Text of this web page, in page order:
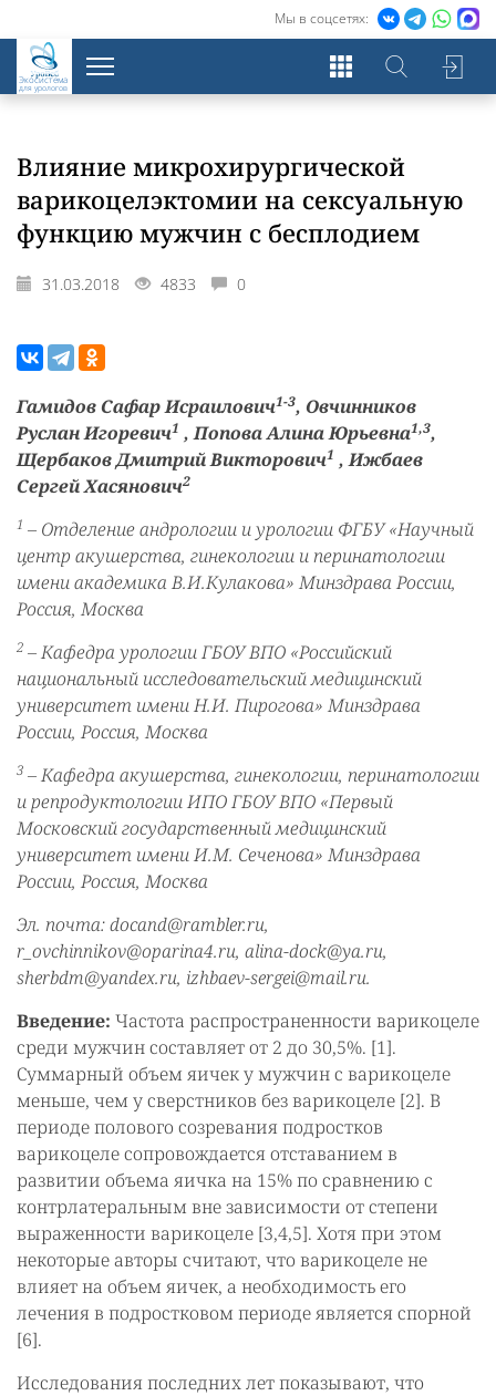
Мы в соцсетях:
Экосистема
для урологов
Влияние микрохирургической
варикоцелэктомии на сексуальную
функцию мужчин с бесплодием
31.03.2018 4833 0
Гамидов Сафар Исраилович1-3, Овчинников
Руслан Игоревич1 , Попова Алина Юрьевна1,3,
Щербаков Дмитрий Викторович1 , Ижбаев
Сергей Хасянович2
1 – Отделение андрологии и урологии ФГБУ «Научный
центр акушерства, гинекологии и перинатологии
имени академика В.И.Кулакова» Минздрава России,
Россия, Москва
2 – Кафедра урологии ГБОУ ВПО «Российский
национальный исследовательский медицинский
университет имени Н.И. Пирогова» Минздрава
России, Россия, Москва
3 – Кафедра акушерства, гинекологии, перинатологии
и репродуктологии ИПО ГБОУ ВПО «Первый
Московский государственный медицинский
университет имени И.М. Сеченова» Минздрава
России, Россия, Москва
Эл. почта: docand@rambler.ru,
r_ovchinnikov@oparina4.ru, alina-dock@ya.ru,
sherbdm@yandex.ru, izhbaev-sergei@mail.ru.
Введение: Частота распространенности варикоцеле
среди мужчин составляет от 2 до 30,5%. [1].
Суммарный объем яичек у мужчин с варикоцеле
меньше, чем у сверстников без варикоцеле [2]. В
периоде полового созревания подростков
варикоцеле сопровождается отставанием в
развитии объема яичка на 15% по сравнению с
контрлатеральным вне зависимости от степени
выраженности варикоцеле [3,4,5]. Хотя при этом
некоторые авторы считают, что варикоцеле не
влияет на объем яичек, а необходимость его
лечения в подростковом периоде является спорной
[6].
Исследования последних лет показывают, что